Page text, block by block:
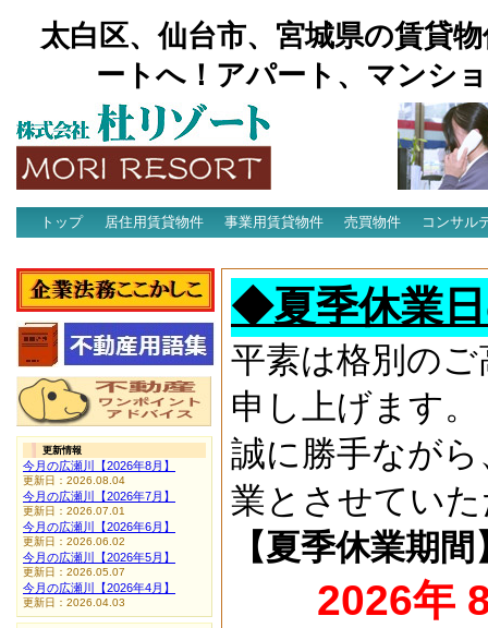
太白区、仙台市、宮城県の賃貸
ートへ！アパート、マンシ
トップ 居住用賃貸物件 事業用賃貸物件 売買物件
コンサル
◆夏季休業
平素は格別の
申し上げます。
誠に勝手なが
業とさせてい
【夏季休業期間
2026年
更新情報
今月の広瀬川【2026年8月】
更新日：2026.08.04
今月の広瀬川【2026年7月】
更新日：2026.07.01
今月の広瀬川【2026年6月】
更新日：2026.06.02
今月の広瀬川【2026年5月】
更新日：2026.05.07
今月の広瀬川【2026年4月】
更新日：2026.04.03